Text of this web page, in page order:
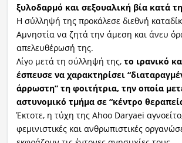
ξυλοδαρμό και σεξουαλική βία κατά
Η σύλληψή της προκάλεσε διεθνή
Αμνηστία να ζητά την άμεση και άνευ
απελευθέρωσή της.
Λίγο μετά τη σύλληψή της, το ιρανικό
έσπευσε να χαρακτηρίσει
άρρωστη” τη φοιτήτρια, την οποία
αστυνομικό τμήμα σε “κέντρο
Έκτοτε, η τύχη της Ahoo Daryaei
φεμινιστικές και ανθρωπιστικές